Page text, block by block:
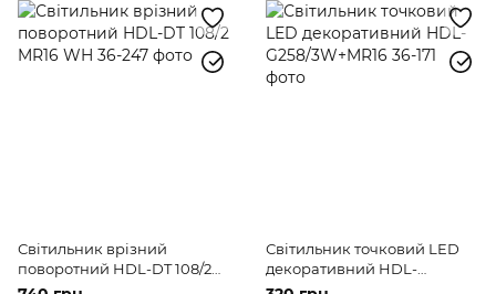
Світильник врізний
поворотний HDL-DT 108/2
MR16 WH
Світильник точковий LED
декоративний HDL-
G258/3W+MR16